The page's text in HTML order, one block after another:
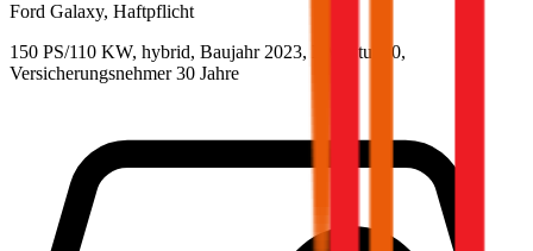
Ford Galaxy, Haftpflicht
150 PS/110 KW, hybrid, Baujahr 2023, BM-Stufe 0,
Versicherungsnehmer 30 Jahre